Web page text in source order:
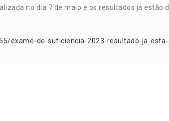
no dia 7 de maio e os resultados já estão
exame-de-suficiencia-2023-resultado-ja-